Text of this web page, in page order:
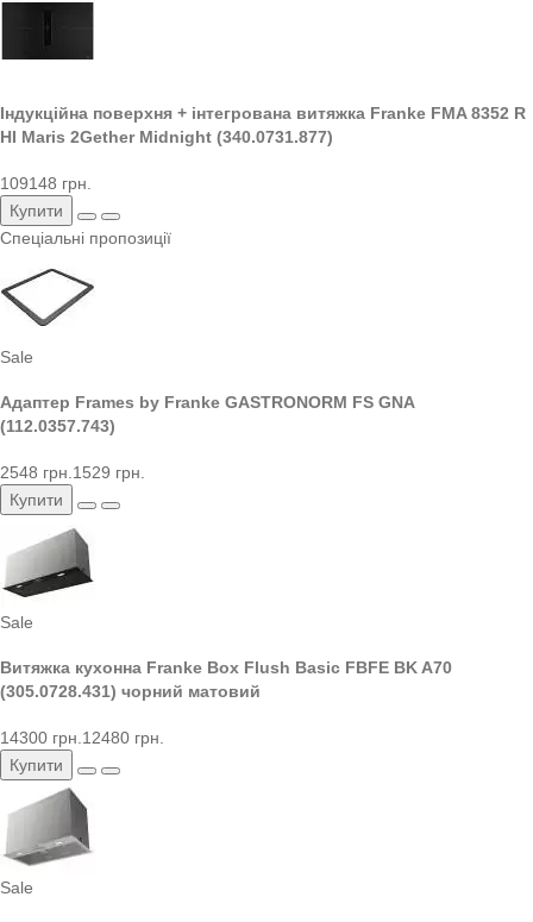
Індукційна поверхня + інтегрована витяжка Franke FMA 8352 R
HI Maris 2Gether Midnight (340.0731.877)
109148 грн.
Купити
Спеціальні пропозиції
Sale
Адаптер Frames by Franke GASTRONORM FS GNA
(112.0357.743)
2548 грн. 1529 грн.
Купити
Sale
Витяжка кухонна Franke Box Flush Basic FBFE BK A70
(305.0728.431) чорний матовий
14300 грн. 12480 грн.
Купити
Sale